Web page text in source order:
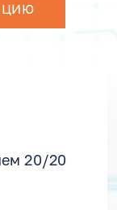
20/20